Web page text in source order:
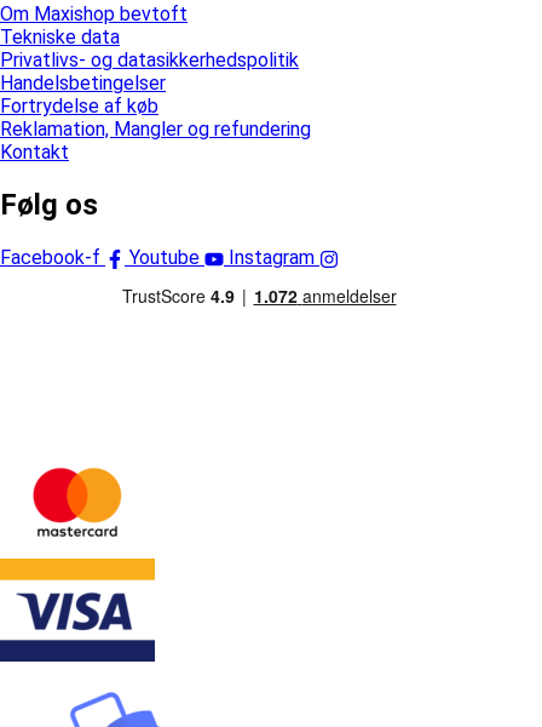
Om Maxishop bevtoft
Tekniske data
Privatlivs- og datasikkerhedspolitik
Handelsbetingelser
Fortrydelse af køb
Reklamation, Mangler og refundering
Kontakt
Følg os
Facebook-f Youtube Instagram